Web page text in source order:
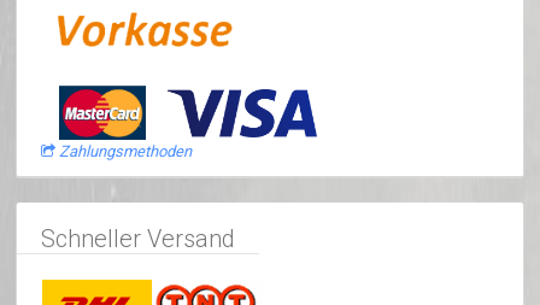
Zahlungsmethoden
Schneller Versand